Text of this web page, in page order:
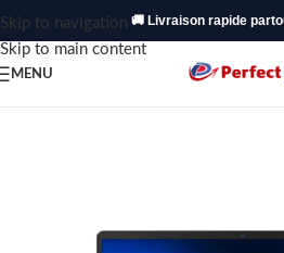
Skip to navigation
Skip to main content
🚚 Livraison rapide
MENU